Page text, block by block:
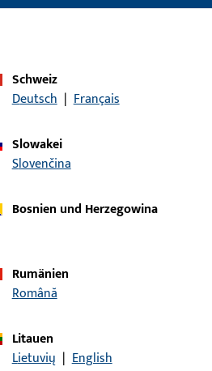
Schweiz
Deutsch | Français
Slowakei
Slovenčina
Bosnien und Herzegowina
Rumänien
Română
Litauen
Lietuvių | English